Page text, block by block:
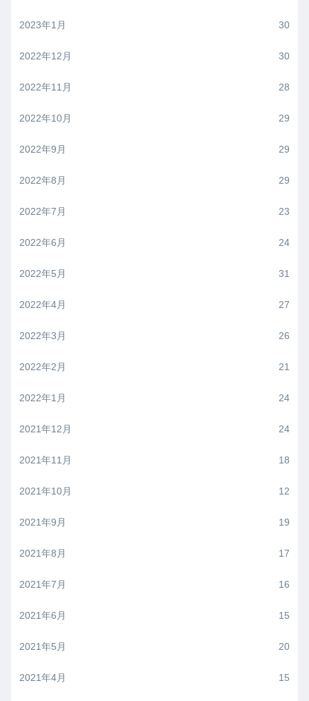
2023年1月 30
2022年12月 30
2022年11月 28
2022年10月 29
2022年9月 29
2022年8月 29
2022年7月 23
2022年6月 24
2022年5月 31
2022年4月 27
2022年3月 26
2022年2月 21
2022年1月 24
2021年12月 24
2021年11月 18
2021年10月 12
2021年9月 19
2021年8月 17
2021年7月 16
2021年6月 15
2021年5月 20
2021年4月 15